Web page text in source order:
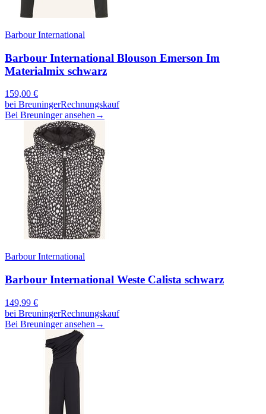
Barbour International
Barbour International Blouson Emerson Im
Materialmix schwarz
159,00 €
bei BreuningerRechnungskauf
Bei Breuninger ansehen →
Barbour International
Barbour International Weste Calista schwarz
149,99 €
bei BreuningerRechnungskauf
Bei Breuninger ansehen →